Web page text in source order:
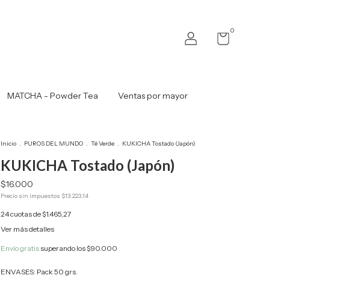
0
MATCHA - Powder Tea Ventas por mayor
Inicio . PUROS DEL MUNDO . Té Verde . KUKICHA Tostado (Japón)
KUKICHA Tostado (Japón)
$16.000
Precio sin impuestos $13.223,14
24cuotas de$1.465,27
Ver más detalles
Envío gratis superando los$90.000
ENVASES: Pack 50 grs.